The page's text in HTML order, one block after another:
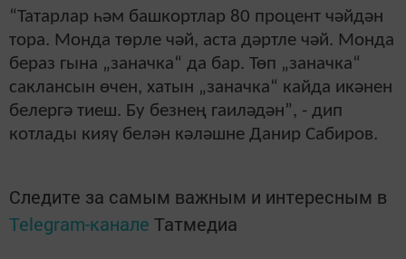
“Татарлар һәм башкортлар 80 процент чәйдән
тора. Монда төрле чәй, аста дәртле чәй. Монда
бераз гына „заначка“ да бар. Төп „заначка“
саклансын өчен, хатын „заначка“ кайда икәнен
белергә тиеш. Бу безнең гаиләдән”, - дип
котлады кияү белән кәләшне Данир Сабиров.
Следите за самым важным и интересным в
Telegram-канале Татмедиа